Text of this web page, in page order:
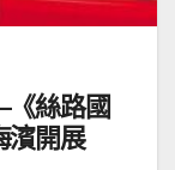
絲路國
濱開展